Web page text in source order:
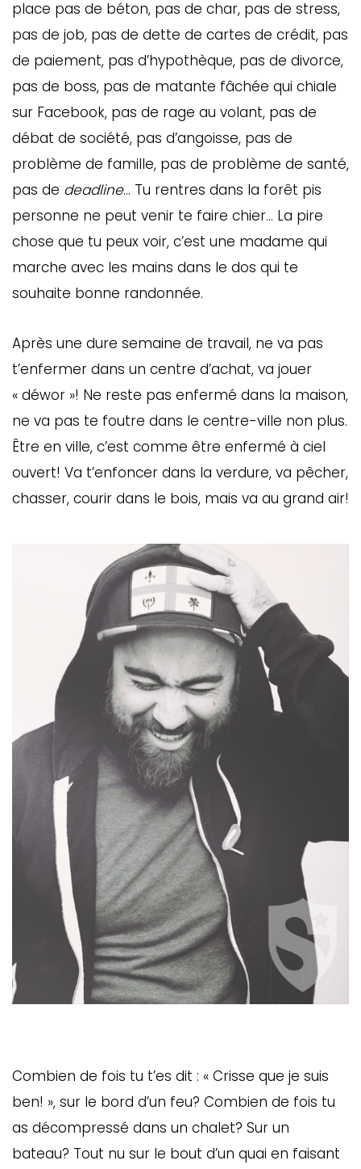
place pas de béton, pas de char, pas de stress,
pas de job, pas de dette de cartes de crédit, pas
de paiement, pas d’hypothèque, pas de divorce,
pas de boss, pas de matante fâchée qui chiale
sur Facebook, pas de rage au volant, pas de
débat de société, pas d’angoisse, pas de
problème de famille, pas de problème de santé,
pas de deadline… Tu rentres dans la forêt pis
personne ne peut venir te faire chier… La pire
chose que tu peux voir, c’est une madame qui
marche avec les mains dans le dos qui te
souhaite bonne randonnée.
Après une dure semaine de travail, ne va pas
t’enfermer dans un centre d’achat, va jouer
« déwor »! Ne reste pas enfermé dans la maison,
ne va pas te foutre dans le centre-ville non plus.
Être en ville, c’est comme être enfermé à ciel
ouvert! Va t’enfoncer dans la verdure, va pêcher,
chasser, courir dans le bois, mais va au grand air!
Combien de fois tu t’es dit : « Crisse que je suis
ben! », sur le bord d’un feu? Combien de fois tu
as décompressé dans un chalet? Sur un
bateau? Tout nu sur le bout d’un quai en faisant